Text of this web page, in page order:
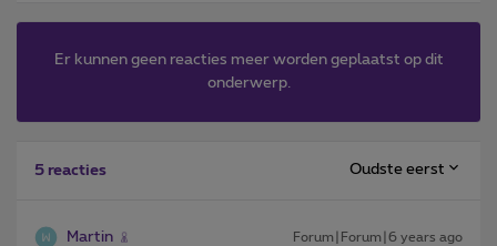
Er kunnen geen reacties meer worden geplaatst op dit
onderwerp.
5 reacties Oudste eerst
Martin Forum|Forum|6 years ago